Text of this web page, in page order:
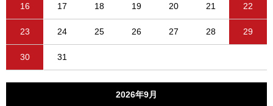
16 17 18 19 20 21 22
23 24 25 26 27 28 29
30 31
2026年9月